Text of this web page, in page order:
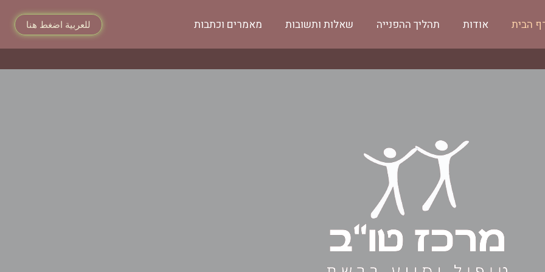
הבית אודות תהליך ההפנייה שאלות ותשובות מאמרים וכתבות للعربية اضغط هنا